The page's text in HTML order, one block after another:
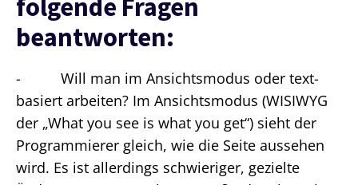
folgende Fragen
beantworten:
- Will man im Ansichtsmodus oder text-
basiert arbeiten? Im Ansichtsmodus (WISIWYG
der „What you see is what you get“) sieht der
Programmierer gleich, wie die Seite aussehen
wird. Es ist allerdings schwieriger, gezielte